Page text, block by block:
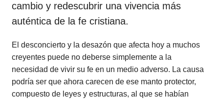
cambio y redescubrir una vivencia más
auténtica de la fe cristiana.
El desconcierto y la desazón que afecta hoy a muchos
creyentes puede no deberse simplemente a la
necesidad de vivir su fe en un medio adverso. La causa
podría ser que ahora carecen de ese manto protector,
compuesto de leyes y estructuras, al que se habían